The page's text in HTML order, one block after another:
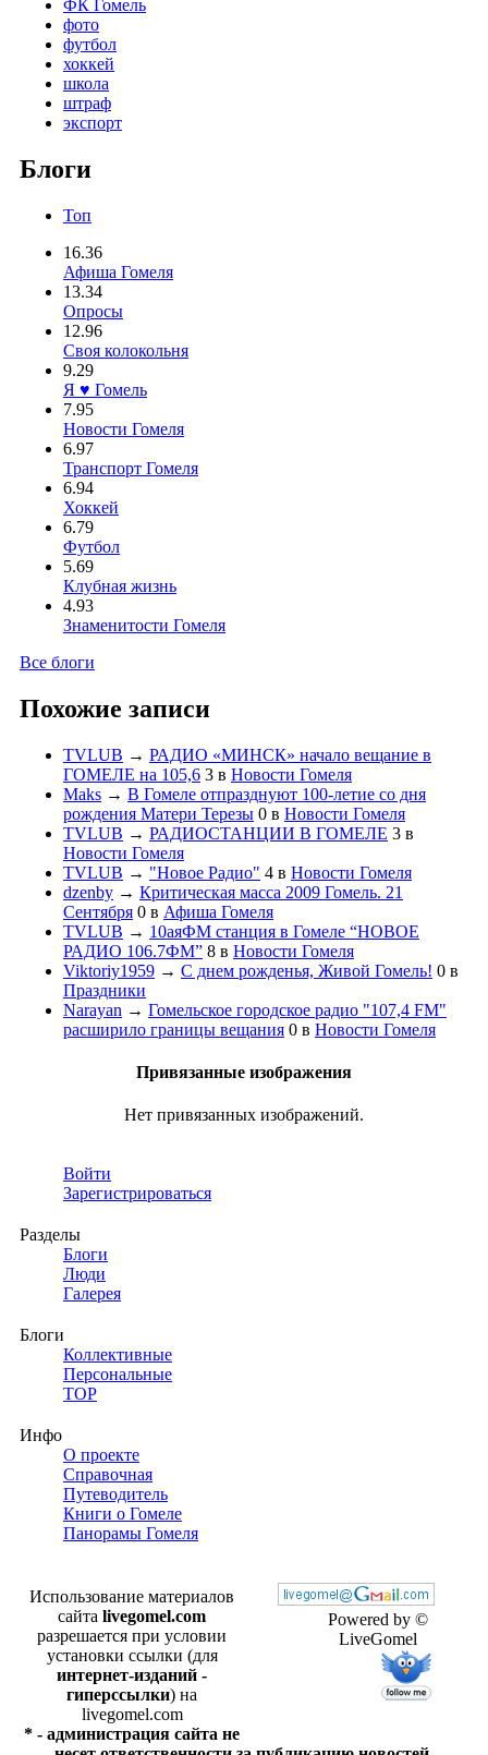
ФК Гомель
фото
футбол
хоккей
школа
штраф
экспорт
Блоги
Топ
16.36
Афиша Гомеля
13.34
Опросы
12.96
Своя колокольня
9.29
Я ♥ Гомель
7.95
Новости Гомеля
6.97
Транспорт Гомеля
6.94
Хоккей
6.79
Футбол
5.69
Клубная жизнь
4.93
Знаменитости Гомеля
Все блоги
Похожие записи
TVLUB → РАДИО «МИНСК» начало вещание в
ГОМЕЛЕ на 105,6 3 в Новости Гомеля
Maks → В Гомеле отпразднуют 100-летие со дня
рождения Матери Терезы 0 в Новости Гомеля
TVLUB → РАДИОСТАНЦИИ В ГОМЕЛЕ 3 в
Новости Гомеля
TVLUB → "Новое Радио" 4 в Новости Гомеля
dzenby → Критическая масса 2009 Гомель. 21
Сентября 0 в Афиша Гомеля
TVLUB → 10аяФМ станция в Гомеле “НОВОЕ
РАДИО 106.7ФМ” 8 в Новости Гомеля
Viktoriy1959 → С днем рожденья, Живой Гомель! 0 в
Праздники
Narayan → Гомельское городское радио "107,4 FM"
расширило границы вещания 0 в Новости Гомеля
Привязанные изображения
Нет привязанных изображений.
Войти
Зарегистрироваться
Разделы
Блоги
Люди
Галерея
Блоги
Коллективные
Персональные
TOP
Инфо
О проекте
Справочная
Путеводитель
Книги о Гомеле
Панорамы Гомеля
Powered by ©
LiveGomel
Использование материалов
сайта livegomel.com
разрешается при условии
установки ссылки (для
интернет-изданий -
гиперссылки) на
livegomel.com
* - администрация сайта не